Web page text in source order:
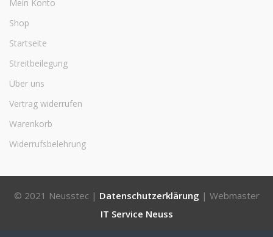
Mein Konto
Shop
Startseite
Streitbeilegung
Über uns
Vertrag widerrufen
Warenkorb
Widerrufsbelehrung
© 2021 Neusstec | Datenschutzerklärung | Webmaster
IT Service Neuss